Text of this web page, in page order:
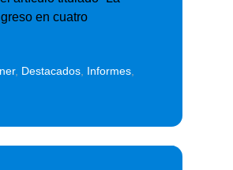
en cuatro
, Destacados, Informes,